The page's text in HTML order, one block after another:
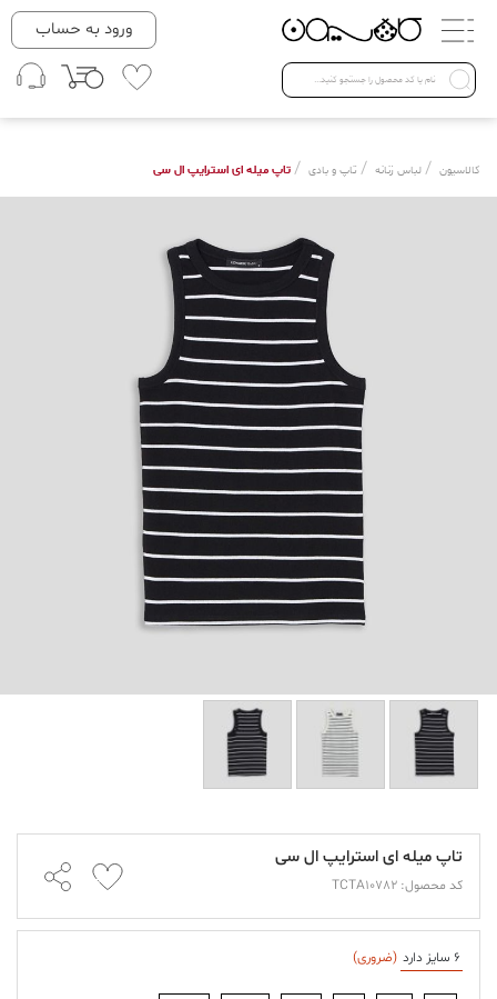
دسته بندی ها
Open submenu ( لباس زنانه )
لباس زنانه
لباس مردانه
ورود به حساب
کالاسیون / لباس زنانه / تاپ و بادی / تاپ میله ای استرایپ ال سی
تاپ میله ای استرایپ ال سی
کد محصول: TCTA10782
6 سایز دارد (ضروری)